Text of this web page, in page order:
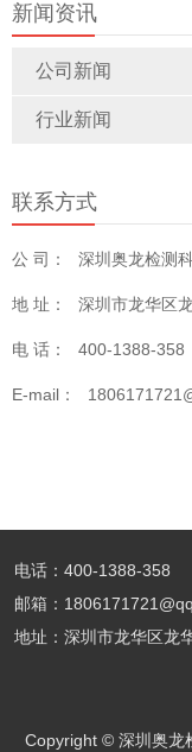
新闻资讯
公司新闻
行业新闻
联系方式
公 司： 深圳奥龙检测
地 址： 深圳市龙华区
电 话： 400-1388-358
E-mail：
电话：400-1388-358
邮箱：
地址：深圳市龙华区龙
Copyright © 深圳奥龙